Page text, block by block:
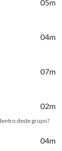
05m
04m
07m
02m
deste grupo?
04m